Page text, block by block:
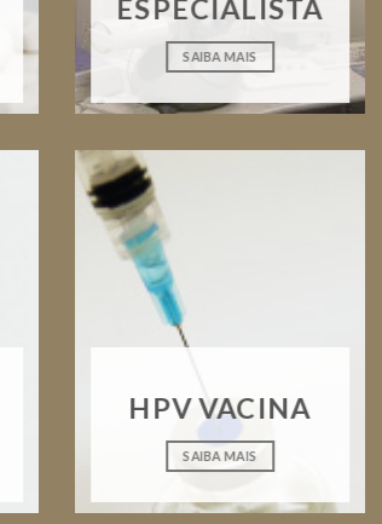
ESPECIALISTA
SAIBA MAIS
HPV VACINA
SAIBA MAIS